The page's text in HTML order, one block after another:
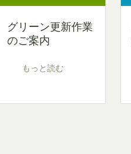
グリーン更新作業
のご案内
もっと読む